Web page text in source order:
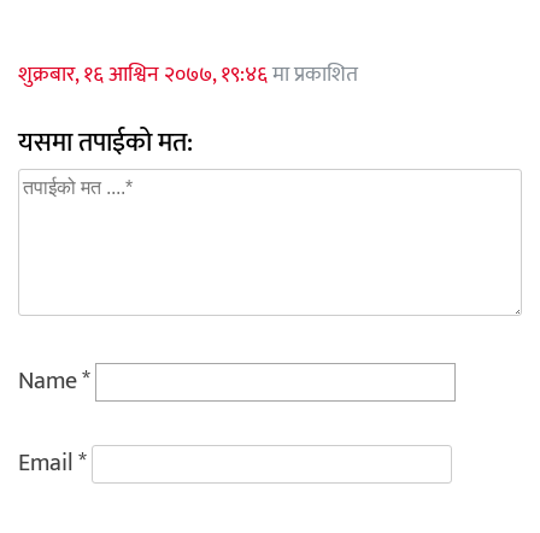
शुक्रबार, १६ आश्विन २०७७, १९:४६मा प्रकाशित
यसमा तपाईको मत:
Name*
Email*